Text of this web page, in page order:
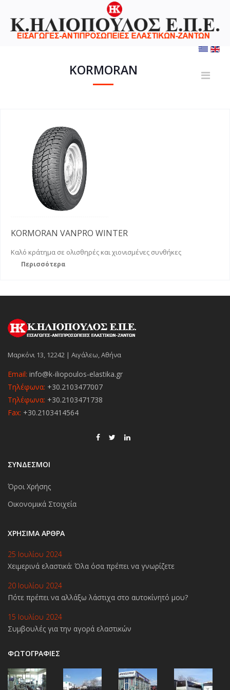
KORMORAN
KORMORAN VANPRO WINTER
Καλό κράτημα σε ολισθηρές και χιονισμένες συνθήκες
Περισσότερα
Μαρκόνι 13, 12242 | Αιγάλεω, Αθήνα
Email: info@k-iliopoulos-elastika.gr
Τηλέφωνα: +30.2103477007
Τηλέφωνα: +30.2103471738
Fax: +30.2103414564
ΣΥΝΔΕΣΜΟΙ
Όροι Χρήσης
Οικονομικά Στοιχεία
ΧΡΉΣΙΜΑ ΆΡΘΡΑ
25 Ιουλίου 2024
Χειμερινά ελαστικά: Όλα όσα πρέπει να γνωρίζετε
20 Ιουλίου 2024
Πότε πρέπει να αλλάξω λάστιχα στο αυτοκίνητό μου?
15 Ιουλίου 2024
Συμβουλές για την αγορά ελαστικών
ΦΩΤΟΓΡΑΦΙΕΣ